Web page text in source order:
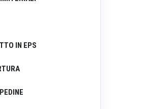
IN EPS